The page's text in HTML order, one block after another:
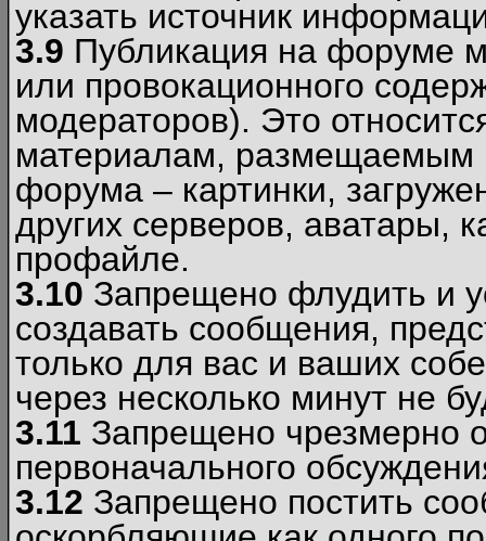
указать источник
3.9 Публикация на форуме
или провокационного
модераторов). Это
материалам, размещаемым
форума – картинки,
других серверов, аватары,
профайле.
3.10 Запрещено флудить и
создавать сообщения,
только для вас и ваших
через несколько минут не
3.11 Запрещено чрезмерно
первоначального
3.12 Запрещено постить